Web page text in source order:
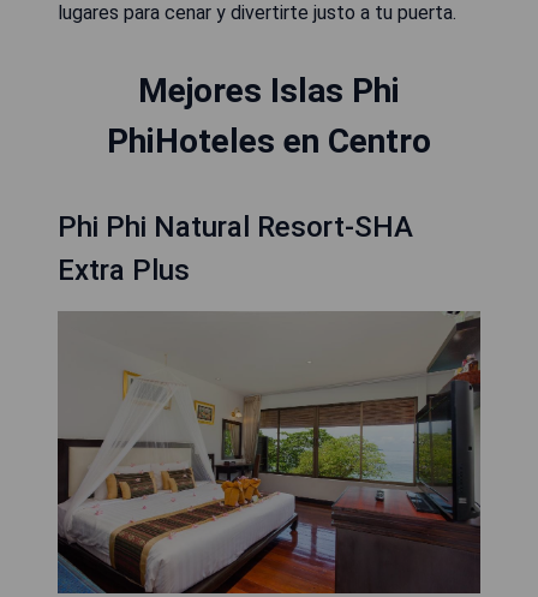
lugares para cenar y divertirte justo a tu puerta.
Mejores Islas Phi
PhiHoteles en Centro
Phi Phi Natural Resort-SHA
Extra Plus